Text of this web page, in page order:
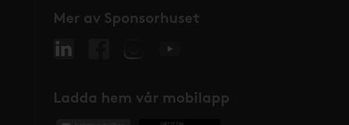
Mer av Sponsorhuset
Ladda hem vår mobilapp